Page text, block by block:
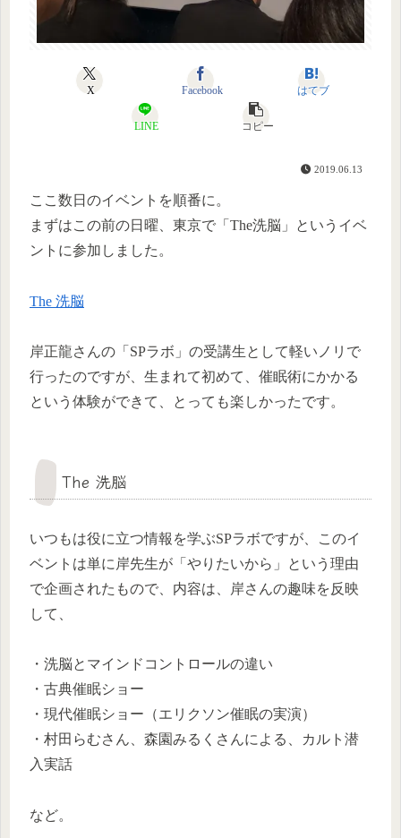
X Facebook はてブ
LINE コピー
2019.06.13
ここ数日のイベントを順番に。
まずはこの前の日曜、東京で「The洗脳」というイベ
ントに参加しました。
The 洗脳
岸正龍さんの「SPラボ」の受講生として軽いノリで
行ったのですが、生まれて初めて、催眠術にかかる
という体験ができて、とっても楽しかったです。
The 洗脳
いつもは役に立つ情報を学ぶSPラボですが、このイ
ベントは単に岸先生が「やりたいから」という理由
で企画されたもので、内容は、岸さんの趣味を反映
して、
・洗脳とマインドコントロールの違い
・古典催眠ショー
・現代催眠ショー（エリクソン催眠の実演）
・村田らむさん、森園みるくさんによる、カルト潜
入実話
など。